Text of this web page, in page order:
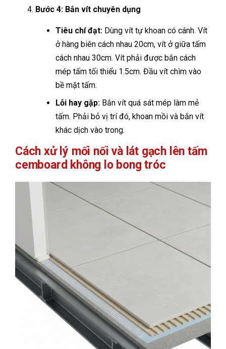
Bước 4: Bắn vít chuyên dụng
Tiêu chí đạt: Dùng vít tự khoan có cánh. Vít
ở hàng biên cách nhau 20cm, vít ở giữa tấm
cách nhau 30cm. Vít phải được bắn cách
mép tấm tối thiểu 1.5cm. Đầu vít chìm vào
bề mặt tấm.
Lỗi hay gặp: Bắn vít quá sát mép làm mẻ
tấm. Phải bỏ vị trí đó, khoan mồi và bắn vít
khác dịch vào trong.
Cách xử lý mối nối và lát gạch lên tấm
cemboard không lo bong tróc